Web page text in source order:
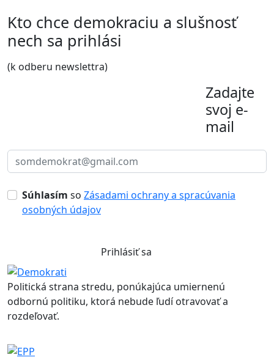
Kto chce demokraciu a slušnosť
nech sa prihlási
(k odberu newslettra)
Zadajte
svoj e-
mail
Súhlasím so Zásadami ochrany a spracúvania
osobných údajov
Prihlásiť sa
Politická strana stredu, ponúkajúca umiernenú
odbornú politiku, ktorá nebude ľudí otravovať a
rozdeľovať.